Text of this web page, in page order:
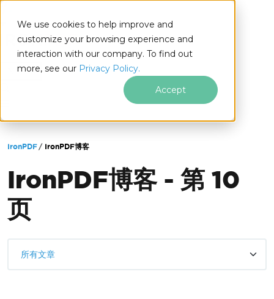
We use cookies to help improve and
customize your browsing experience and
interaction with our company. To find out
more, see our Privacy Policy.
Accept
.NET
跳至页脚内容
IronPDF IronPDF博客
IronPDF博客 - 第 10
页
所有文章